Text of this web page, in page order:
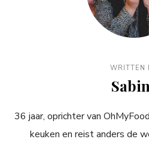
WRITTEN
36 jaar, oprichter van
keuken en reist anders de